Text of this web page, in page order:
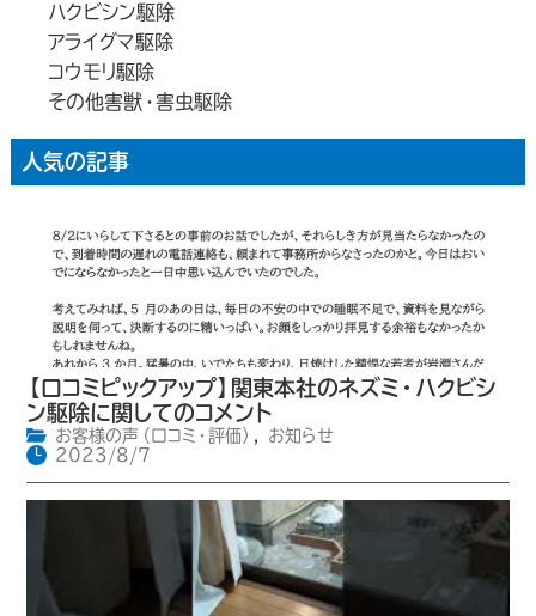
ハクビシン駆除
アライグマ駆除
コウモリ駆除
その他害獣・害虫駆除
人気の記事
【口コミピックアップ】関東本社のネズミ・ハクビシ
ン駆除に関してのコメント
お客様の声（口コミ・評価） ,
お知らせ
2023/8/7